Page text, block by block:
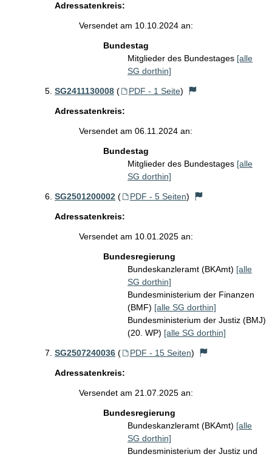
Adressatenkreis:
Versendet am 10.10.2024 an:
Bundestag
Mitglieder des Bundestages [alle
SG dorthin]
SG2411130008 ( PDF - 1 Seite)
Adressatenkreis:
Versendet am 06.11.2024 an:
Bundestag
Mitglieder des Bundestages [alle
SG dorthin]
SG2501200002 ( PDF - 5 Seiten)
Adressatenkreis:
Versendet am 10.01.2025 an:
Bundesregierung
Bundeskanzleramt (BKAmt) [alle
SG dorthin]
Bundesministerium der Finanzen
(BMF) [alle SG dorthin]
Bundesministerium der Justiz (BMJ)
(20. WP) [alle SG dorthin]
SG2507240036 ( PDF - 15 Seiten)
Adressatenkreis:
Versendet am 21.07.2025 an:
Bundesregierung
Bundeskanzleramt (BKAmt) [alle
SG dorthin]
Bundesministerium der Justiz und